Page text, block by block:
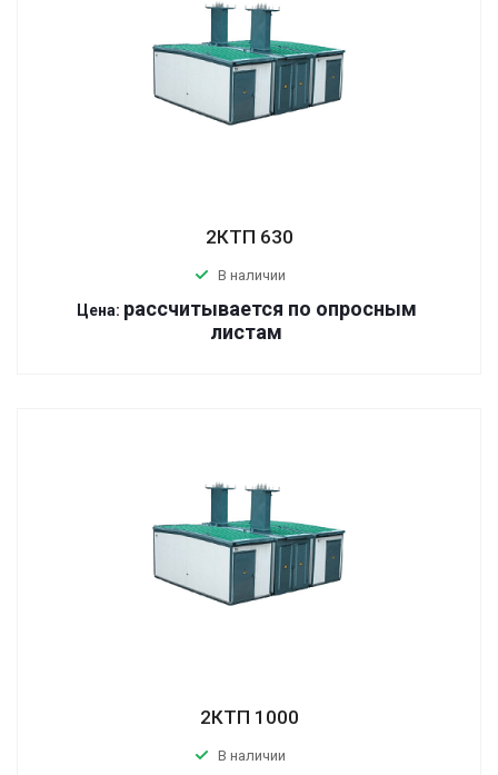
2КТП 630
В наличии
Цена: рассчитывается по опросным
листам
2КТП 1000
В наличии